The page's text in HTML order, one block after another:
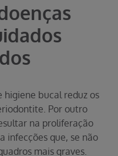
bucal reduz os
Por outro
na proliferação
infecções que, se não
mais graves.